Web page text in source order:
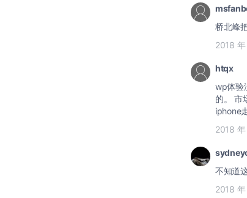
桥北峰
2018
htqx
wp体验
的。 市
iphone
2018
不知道
2018